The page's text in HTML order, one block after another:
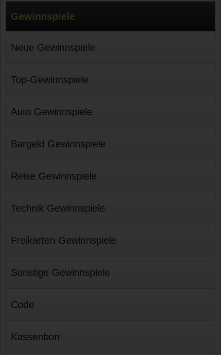
Gewinnspiele
Neue Gewinnspiele
Top-Gewinnspiele
Auto Gewinnspiele
Bargeld Gewinnspiele
Reise Gewinnspiele
Technik Gewinnspiele
Freikarten Gewinnspiele
Sonstige Gewinnspiele
Code
Kassenbon